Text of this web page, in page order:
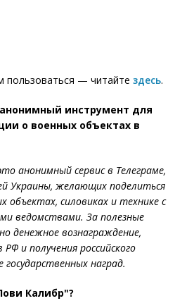
пользоваться — читайте здесь.
инструмент для
о военных объектах в
анонимный сервис в Телеграме,
Украины, желающих поделиться
объектах, силовиках и технике с
ведомствами. За полезные
денежное вознаграждение,
и получения российского
наград.
Калибр"?